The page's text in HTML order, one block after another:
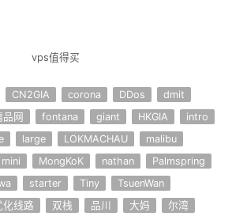
vps值得买
CN2GIA corona DDos
dmit
网 fontana giant HKGIA
intro
large LOKMACHAU
malibu
mini MongKoK nathan
Palmspring
starter Tiny
TsuenWan
化线路 双栈 品川 大妈
尔湾